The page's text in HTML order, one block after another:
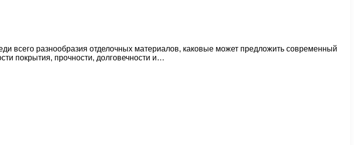
всего разнообразия отделочных материалов, каковые может предложить современный
покрытия, прочности, долговечности и…